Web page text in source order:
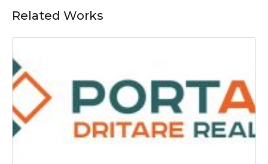
Related Works